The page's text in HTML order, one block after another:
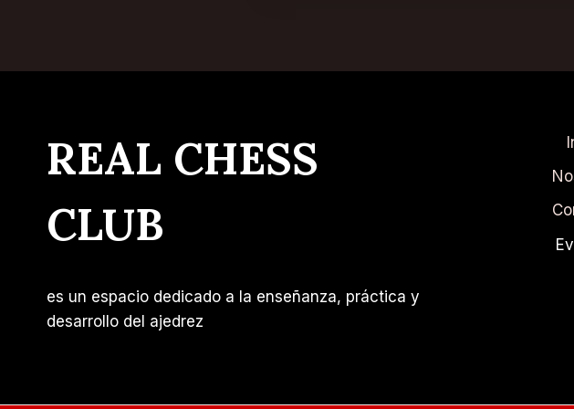
REAL CHESS
CLUB
es un espacio dedicado a la enseñanza, práctica y
desarrollo del ajedrez